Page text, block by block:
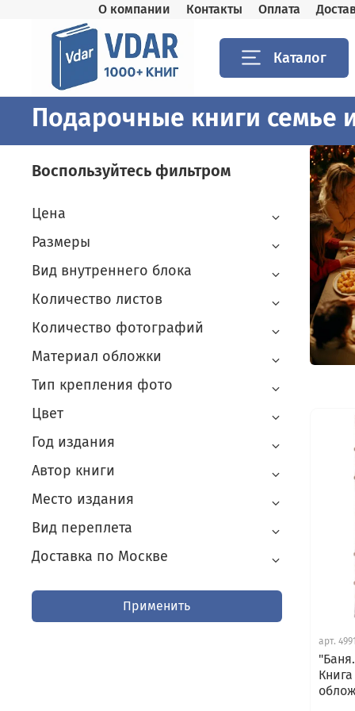
О компании Контакты Оплата
Каталог
Подарочные книги семье
арт.
Воспользуйтесь фильтром
Цена
Размеры
Вид внутреннего блока
Количество листов
Количество фотографий
Материал обложки
Тип крепления фото
Цвет
Год издания
Автор книги
Место издания
Вид переплета
Доставка по Москве
Применить